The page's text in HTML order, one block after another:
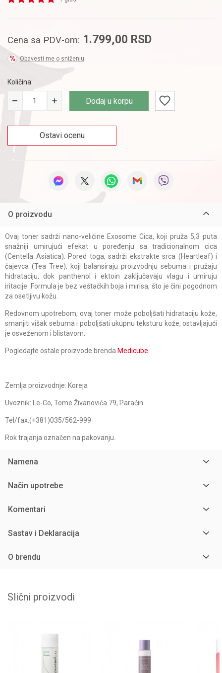
Cena sa PDV-om: 1.799,00 RSD
Obavesti me o sniženju
Količina:
Dodaj u korpu
Ostavi ocenu
O proizvodu
Ovaj toner sadrži nano-veličine Exosome Cica, koji pruža 5,3 puta
snažniji umirujući efekat u poređenju sa tradicionalnom cica
(Centella Asiatica). Pored toga, sadrži ekstrakte srca (Heartleaf) i
čajevca (Tea Tree), koji balansiraju proizvodnju sebuma i pružaju
hidrataciju, dok panthenol i ektoin zaključavaju vlagu i umiruju
iritacije. Formula je bez veštačkih boja i mirisa, što je čini pogodnom
za osetljivu kožu.
Redovnom upotrebom, ovaj toner može poboljšati hidrataciju kože,
smanjiti višak sebuma i poboljšati ukupnu teksturu kože, ostavljajući
je osveženom i blistavom.
Pogledajte ostale proizvode brenda Medicube
Zemlja proizvodnje: Koreja
Uvoznik: Le-Co, Tome Živanovića 79, Paraćin
Tel/fax:(+381)035/562-999
Rok trajanja označen na pakovanju.
Namena
Način upotrebe
Komentari
Sastav i Deklaracija
O brendu
Slični proizvodi